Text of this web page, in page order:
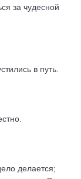
за чудесной
в путь.
делается;